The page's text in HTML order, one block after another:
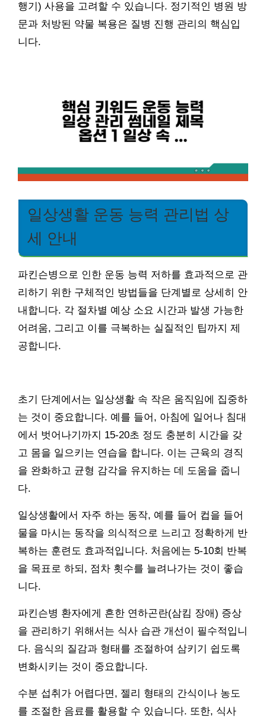
행기) 사용을 고려할 수 있습니다. 정기적인 병원 방
문과 처방된 약물 복용은 질병 진행 관리의 핵심입
니다.
일상생활 운동 능력 관리법 상
세 안내
파킨슨병으로 인한 운동 능력 저하를 효과적으로 관
리하기 위한 구체적인 방법들을 단계별로 상세히 안
내합니다. 각 절차별 예상 소요 시간과 발생 가능한
어려움, 그리고 이를 극복하는 실질적인 팁까지 제
공합니다.
초기 단계에서는 일상생활 속 작은 움직임에 집중하
는 것이 중요합니다. 예를 들어, 아침에 일어나 침대
에서 벗어나기까지 15-20초 정도 충분히 시간을 갖
고 몸을 일으키는 연습을 합니다. 이는 근육의 경직
을 완화하고 균형 감각을 유지하는 데 도움을 줍니
다.
일상생활에서 자주 하는 동작, 예를 들어 컵을 들어
물을 마시는 동작을 의식적으로 느리고 정확하게 반
복하는 훈련도 효과적입니다. 처음에는 5-10회 반복
을 목표로 하되, 점차 횟수를 늘려나가는 것이 좋습
니다.
파킨슨병 환자에게 흔한 연하곤란(삼킴 장애) 증상
을 관리하기 위해서는 식사 습관 개선이 필수적입니
다. 음식의 질감과 형태를 조절하여 삼키기 쉽도록
변화시키는 것이 중요합니다.
수분 섭취가 어렵다면, 젤리 형태의 간식이나 농도
를 조절한 음료를 활용할 수 있습니다. 또한, 식사